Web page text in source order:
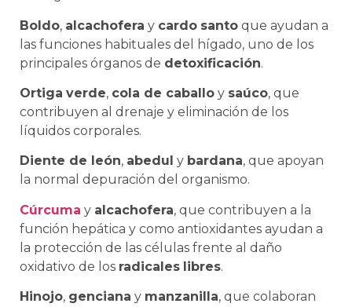
Boldo, alcachofera y cardo santo que ayudan a
las funciones habituales del hígado, uno de los
principales órganos de detoxificación.
Ortiga verde, cola de caballo y saúco, que
contribuyen al drenaje y eliminación de los
líquidos corporales.
Diente de león, abedul y bardana, que apoyan
la normal depuración del organismo.
Cúrcuma y alcachofera, que contribuyen a la
función hepática y como antioxidantes ayudan a
la protección de las células frente al daño
oxidativo de los radicales libres.
Hinojo, genciana y manzanilla, que colaboran